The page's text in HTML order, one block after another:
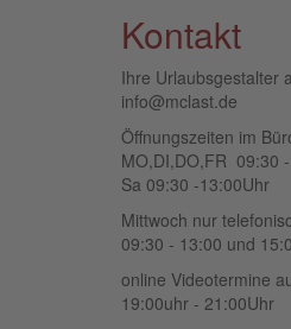
Kontakt
Ihre Urlaubsgestalter
info@mclast.de
Öffnungszeiten im
MO,DI,DO,FR 09:30
Sa 09:30 -13:00Uhr
Mittwoch nur
09:30 - 13:00 und
online Videotermine
19:00uhr - 21:00Uhr